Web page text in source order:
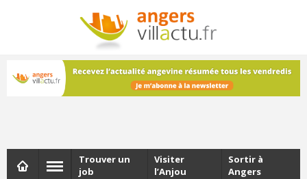
NEWSLETTER
Les dernières actualités d'Angers, chaque vendredi dans
votre boîte e-mail
Trouver un
job
Visiter
l’Anjou
Sortir à
Angers